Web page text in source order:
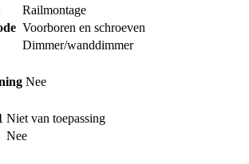
Railmontage
Voorboren en schroeven
Dimmer/wanddimmer
Nee
Niet van toepassing
Nee